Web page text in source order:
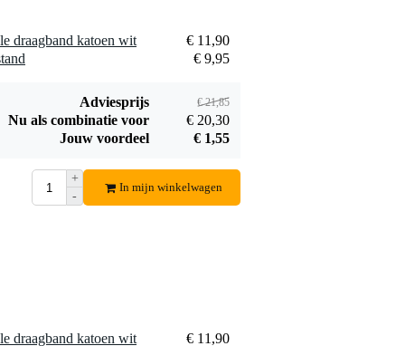
Mel Bay Ukulele
Bestel mee
draagband katoen wit
€ 11,90
€ 9,95
Adviesprijs € 21,85
Nu als combinatie voor
€ 20,30
Jouw voordeel
€ 1,55
+
-
In mijn winkelwagen
draagband katoen wit
€ 11,90